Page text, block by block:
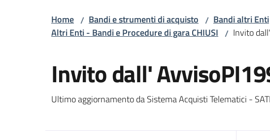
Home / Bandi e strumenti di acquisto / Bandi altri Enti
Altri Enti - Bandi e Procedure di gara CHIUSI / Invito
Invito dall'
Ultimo aggiornamento da Sistema Acquisti Telematici -